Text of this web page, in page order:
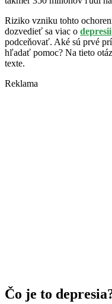
Riziko vzniku tohto
dozvedieť sa viac o depresii
podceňovať. Aké sú prvé
hľadať pomoc? Na tieto
texte.
Reklama
Čo je to